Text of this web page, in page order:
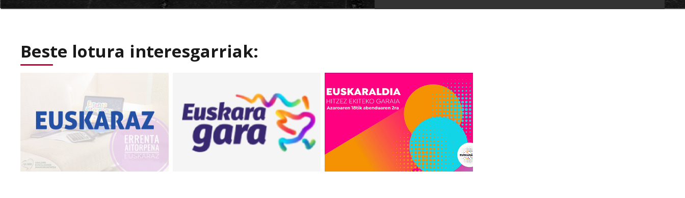
Beste lotura interesgarriak: